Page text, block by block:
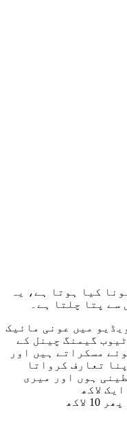
کیا ہوتا ہے، یہ
پتا چلتا ہے۔
ویڈیو میں عونی مائيک
گیمنگ چینل کے
مسکراتے ہیں اور
تعارف کرواتا
ہوں اور میری
ایک لاکھ
سبسکرائبرز، پھر پانچ لاکھ اور پھر 10 لاکھ